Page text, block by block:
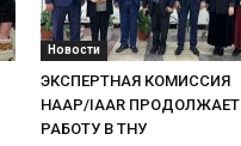
Новости
ЭКСПЕРТНАЯ КОМИССИЯ
НААР/IAAR ПРОДОЛЖАЕТ
РАБОТУ В ТНУ